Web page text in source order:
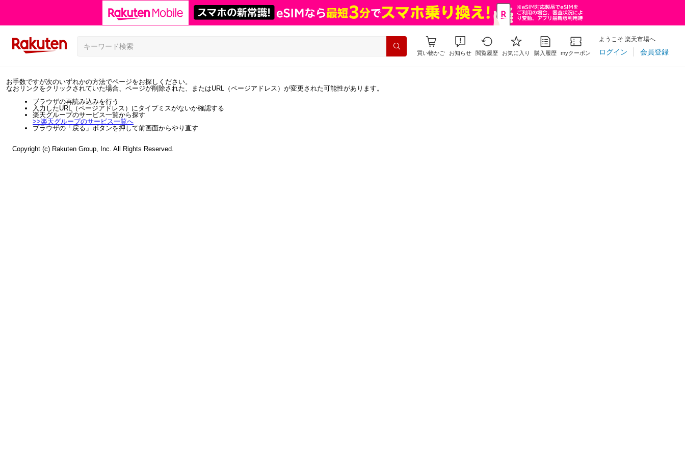
買い物かご お知らせ 閲覧履歴 お気に入り 購入履歴 myクーポン
ようこそ 楽天市場へ
ログイン 会員登録
お手数ですが次のいずれかの方法でページをお探しください。
なおリンクをクリックされていた場合、ページが削除された、またはURL（ページアドレス）が変更された可能性があります。
ブラウザの再読み込みを行う
入力したURL（ページアドレス）にタイプミスがないか確認する
楽天グループのサービス一覧から探す
>>楽天グループのサービス一覧へ
ブラウザの「戻る」ボタンを押して前画面からやり直す
Copyright (c) Rakuten Group, Inc. All Rights Reserved.